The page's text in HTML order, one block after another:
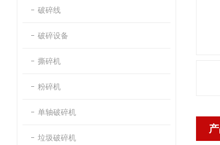
破碎线
破碎设备
撕碎机
粉碎机
单轴破碎机
垃圾破碎机